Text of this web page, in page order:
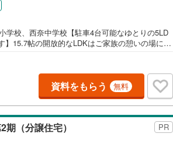
学校、西奈中学校【駐車4台可能なゆとりの5LD
】15.7帖の開放的なLDKはご家族の憩いの場にぴ
表示制度において 等級を取得しています。・土
り駐車は4台可能です。・15.7帖のLDKは心地よ
。・ゆとりある5LDKプランを採用しており1階
場に最適です。・収納豊富なウォークインクロー
床下収納を備えています。・浴室換気乾燥機や
標準装備が毎日の暮らしをサポートします。・
歩6分杏林堂薬局瀬名川店へ徒歩10分と生活利便
資料をもらう 無料
（分譲住宅） PR